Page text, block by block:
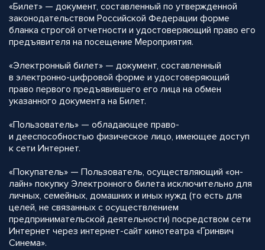
«Билет» — документ, составленный по утвержденной
законодательством Российской Федерации форме
бланка строгой отчетности и удостоверяющий право его
предъявителя на посещение Мероприятия.
«Электронный билет» — документ, составленный
в электронно-цифровой форме и удостоверяющий
право первого предъявившего его лица на обмен
указанного документа на Билет.
«Пользователь» — обладающее право-
и дееспособностью физическое лицо, имеющее доступ
к сети Интернет.
«Покупатель» — Пользователь, осуществляющий «он-
лайн» покупку Электронного билета исключительно для
личных, семейных, домашних и иных нужд (то есть для
целей, не связанных с осуществлением
предпринимательской деятельности) посредством сети
Интернет через интернет-сайт кинотеатра «Гринвич
Синема».